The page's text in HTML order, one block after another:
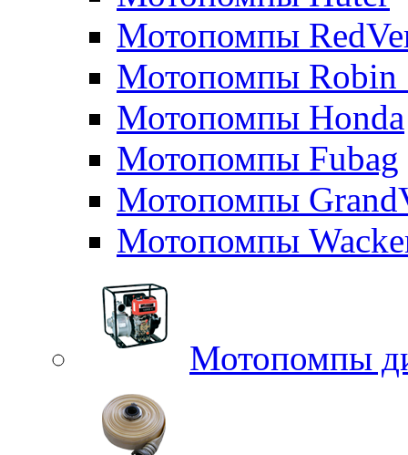
Мотопомпы
Мотопомпы Robin
Мотопомпы Honda
Мотопомпы Fubag
Мотопомпы
Мотопомпы
Мотопомпы